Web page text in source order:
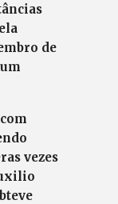
de
vezes